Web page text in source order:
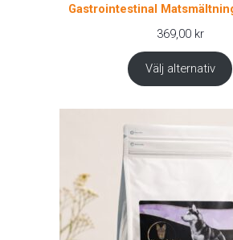
Gastrointestinal
369,00 kr
Välj alternativ